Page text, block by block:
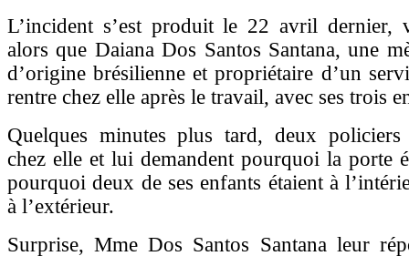
L’incident s’est produit le 22 avril dernier,
alors que Daiana Dos Santos Santana, une
d’origine brésilienne et propriétaire d’un
rentre chez elle après le travail, avec ses trois
Quelques minutes plus tard, deux policiers
chez elle et lui demandent pourquoi la porte
pourquoi deux de ses enfants étaient à
à l’extérieur.
Surprise, Mme Dos Santos Santana leur